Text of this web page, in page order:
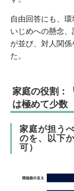
自由回答にも、
いじめへの懸念
が並び、対人関
た。
家庭の役割：
は極めて少数
家庭が担う
のを、以下
可）